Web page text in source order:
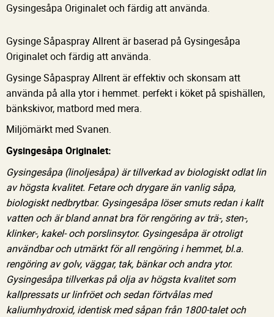
Gysingesåpa Originalet och färdig att använda.
Gysinge Såpaspray Allrent är baserad på Gysingesåpa
Originalet och färdig att använda.
Gysinge Såpaspray Allrent är effektiv och skonsam att
använda på alla ytor i hemmet. perfekt i köket på spishällen,
bänkskivor, matbord med mera.
Miljömärkt med Svanen.
Gysingesåpa Originalet:
Gysingesåpa (linoljesåpa) är tillverkad av biologiskt odlat lin
av högsta kvalitet. Fetare och drygare än vanlig såpa,
biologiskt nedbrytbar. Gysingesåpa löser smuts redan i kallt
vatten och är bland annat bra för rengöring av trä-, sten-,
klinker-, kakel- och porslinsytor. Gysingesåpa är otroligt
användbar och utmärkt för all rengöring i hemmet, bl.a.
rengöring av golv, väggar, tak, bänkar och andra ytor.
Gysingesåpa tillverkas på olja av högsta kvalitet som
kallpressats ur linfröet och sedan förtvålas med
kaliumhydroxid, identisk med såpan från 1800-talet och